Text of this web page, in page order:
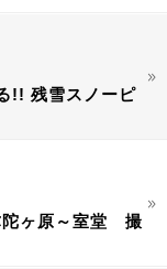
!! 残雪スノーピ
陀ヶ原～室堂 撮